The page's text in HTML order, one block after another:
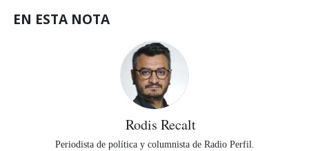
EN ESTA NOTA
Rodis Recalt
Periodista de política y columnista de Radio Perfil.